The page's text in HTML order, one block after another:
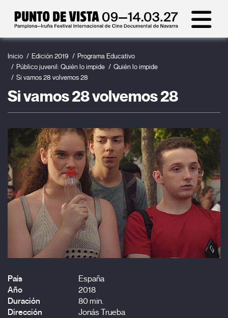
Inicio Edición 2019
Programa Educativo
Público juvenil: Quién lo impide
Quién lo impide
Si vamos 28 volvemos 28
Si vamos 28 volvemos 28
País
España
Año
2018
Duración
80 min.
Dirección
Jonás Trueba